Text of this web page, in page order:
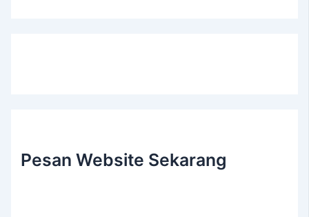
Pesan Website Sekarang